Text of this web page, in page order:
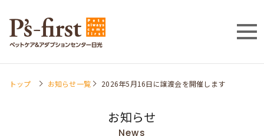
トップ お知らせ一覧 2026年5月16日に譲渡会を開催します
お知らせ
News